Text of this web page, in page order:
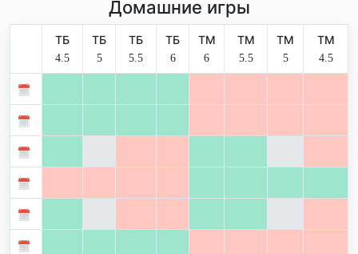
Домашние игры
ТБ
4.5
ТБ
5
ТБ
5.5
ТБ
6
ТМ
6
ТМ
5.5
ТМ
5
ТМ
4.5